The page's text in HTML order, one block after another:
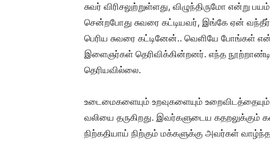
சுவர் விரிசலுற்றுள்ளது, விழுந்திருமோ
சென்றபோது சுவரை கட்டியவர், இங்கே ஏன்
பெரிய சுவரை கட்டினேன்.. வெளியே போங்கள்
இளைஞர்கள் தெரிவிக்கின்றனர். எந்த
தெரியவில்லை.
உடைமைகளையும் உறவுகளையும்
வலியை தருகிறது. இவர்களுடைய
நிற்கதியாய் நிற்கும் மக்களுக்கு அவர்கள்